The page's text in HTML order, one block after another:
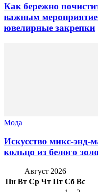
Как бережно
важным
ювелирные закрепки
Мода
Искусство микс-энд-
кольцо из белого
Август 2026
Пн Вт Ср Чт Пт Сб Вс